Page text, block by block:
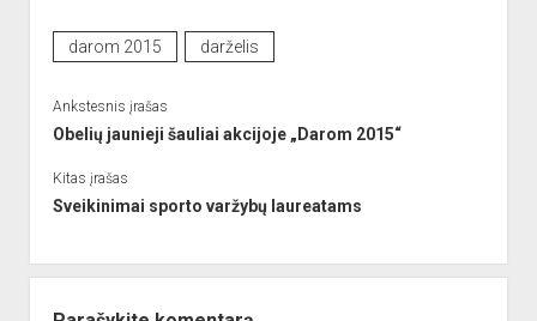
darom 2015 darželis
Ankstesnis įrašas
Obelių jaunieji šauliai akcijoje „Darom 2015“
Kitas įrašas
Sveikinimai sporto varžybų laureatams